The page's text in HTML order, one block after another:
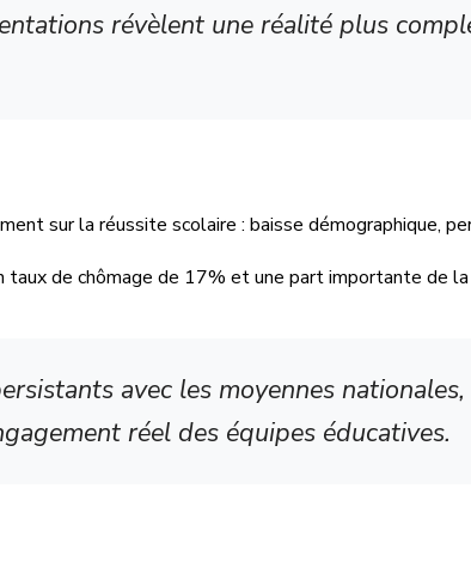
révèlent une réalité plus
sur la réussite scolaire : baisse démographique,
taux de chômage de 17% et une part importante de
avec les moyennes
réel des équipes éducatives.